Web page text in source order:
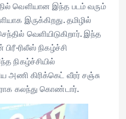
வெளியான இந்த படம் வரும்
இருக்கிறது. தமிழில்
வெளியிடுகிறார். இந்த
ரிலீஸ் நிகழ்ச்சி
நிகழ்ச்சியில்
அணி கிரிக்கெட் வீரர் சஞ்சு
கலந்து கொண்டார்.